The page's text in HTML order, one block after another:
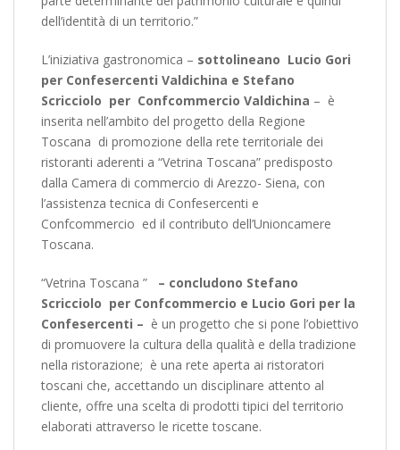
dell’identità di un territorio.”
L’iniziativa gastronomica – sottolineano Lucio Gori
per Confesercenti Valdichina e Stefano
Scricciolo per Confcommercio Valdichina – è
inserita nell’ambito del progetto della Regione
Toscana di promozione della rete territoriale dei
ristoranti aderenti a “Vetrina Toscana” predisposto
dalla Camera di commercio di Arezzo- Siena, con
l’assistenza tecnica di Confesercenti e
Confcommercio ed il contributo dell’Unioncamere
Toscana.
“Vetrina Toscana ” – concludono Stefano
Scricciolo per Confcommercio e Lucio Gori per la
Confesercenti – è un progetto che si pone l’obiettivo
di promuovere la cultura della qualità e della tradizione
nella ristorazione; è una rete aperta ai ristoratori
toscani che, accettando un disciplinare attento al
cliente, offre una scelta di prodotti tipici del territorio
elaborati attraverso le ricette toscane.